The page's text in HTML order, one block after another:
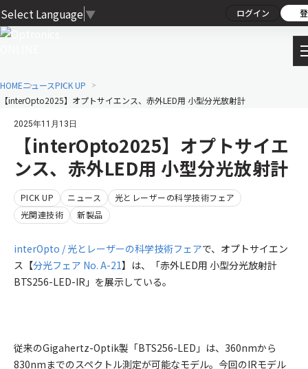
Select Language ▼ ログイン
HOMEニュースPICK UP
【interOpto2025】オプトサイエンス、赤外LED用 小型分光放射計
2025年11月13日
【interOpto2025】オプトサイエ
ンス、赤外LED用 小型分光放射計
PICK UP ニュース
光とレーザーの科学技術フェア
光関連技術
新製品
interOpto / 光とレーザーの科学技術フェアで、オプトサイエン
ス【分光フェア No. A-21】は、「赤外LED用 小型分光放射計
BTS256-LED-IR」を展示している。
従来のGigahertz-Optik製「BTS256-LED」は、360nmから
830nmまでのスペクトル測定が可能なモデル。今回のIRモデル